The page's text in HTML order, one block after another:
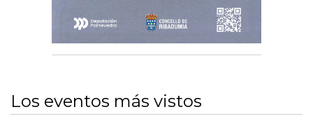
Los eventos más vistos